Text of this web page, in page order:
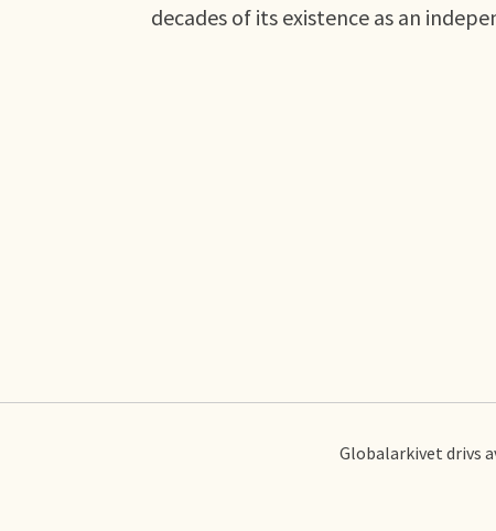
decades of its existence as an
Globalarkivet drivs